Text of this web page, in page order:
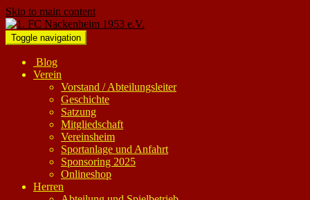
Skip to main content
Toggle navigation
Blog
Verein
Vorstand / Abteilungsleiter
Geschichte
Satzung
Mitgliedschaft
Vereinsheim
Sportanlage und Anfahrt
Sponsoring 2025
Onlineshop
Herren